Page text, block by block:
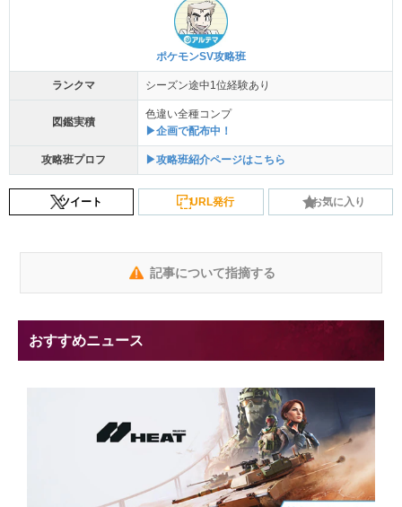
ポケモンSV攻略班
ランクマ シーズン途中1位経験あり
図鑑実積
色違い全種コンプ
▶企画で配布中！
攻略班プロフ ▶攻略班紹介ページはこちら
ツイート URL発行 お気に入り
記事について指摘する
おすすめニュース